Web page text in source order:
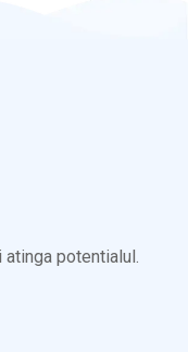
potentialul.